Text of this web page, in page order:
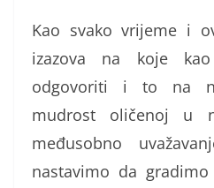
Kao svako vrijeme i
izazova na koje
odgovoriti i to na
mudrost oličenoj u
međusobno
nastavimo da